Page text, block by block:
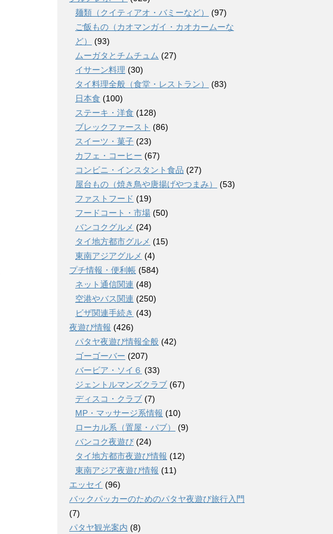
麺類（クイティアオ・バミーなど）
(97)
ご飯もの（カオマンガイ・カオカームーな
ど）
(93)
ムーガタとチムチュム (27)
イサーン料理 (30)
タイ料理全般（食堂・レストラン）
(83)
日本食 (100)
ステーキ・洋食 (128)
ブレックファースト (86)
スイーツ・菓子 (23)
カフェ・コーヒー (67)
コンビニ・インスタント食品 (27)
屋台もの（焼き鳥や唐揚げやつまみ）
(53)
ファストフード (19)
フードコート・市場 (50)
バンコクグルメ (24)
タイ地方都市グルメ (15)
東南アジアグルメ (4)
プチ情報・便利帳 (584)
ネット通信関連 (48)
空港やバス関連 (250)
ビザ関連手続き (43)
夜遊び情報 (426)
パタヤ夜遊び情報全般 (42)
ゴーゴーバー (207)
バービア・ソイ６ (33)
ジェントルマンズクラブ (67)
ディスコ・クラブ (7)
MP・マッサージ系情報 (10)
ローカル系（置屋・パブ）
(9)
バンコク夜遊び (24)
タイ地方都市夜遊び情報 (12)
東南アジア夜遊び情報 (11)
エッセイ (96)
バックパッカーのためのパタヤ夜遊び旅行入門
(7)
パタヤ観光案内 (8)